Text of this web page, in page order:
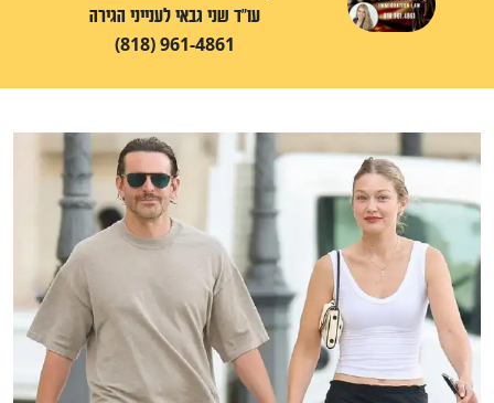
עו"ד שני גבאי לענייני הגירה
(818) 961-4861